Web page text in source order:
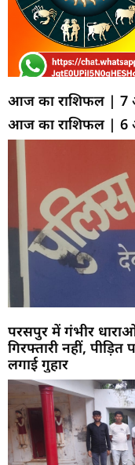
आज का राशिफल | 7
आज का राशिफल | 6
परसपुर में गंभीर
गिरफ्तारी नहीं,
लगाई गुहार